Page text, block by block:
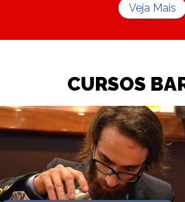
Veja Mais
CURSOS